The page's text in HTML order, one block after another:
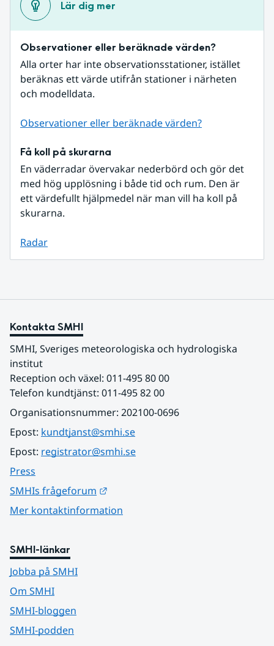
Lär dig mer
Observationer eller beräknade värden?
Alla orter har inte observationsstationer, istället
beräknas ett värde utifrån stationer i närheten
och modelldata.
Observationer eller beräknade värden?
Få koll på skurarna
En väderradar övervakar nederbörd och gör det
med hög upplösning i både tid och rum. Den är
ett värdefullt hjälpmedel när man vill ha koll på
skurarna.
Radar
Kontakta SMHI
SMHI, Sveriges meteorologiska och hydrologiska
institut
Reception och växel: 011-495 80 00
Telefon kundtjänst: 011-495 82 00
Organisationsnummer: 202100-0696
Epost: kundtjanst@smhi.se
Epost: registrator@smhi.se
Press
SMHIs frågeforum
Mer kontaktinformation
SMHI-länkar
Jobba på SMHI
Om SMHI
SMHI-bloggen
SMHI-podden